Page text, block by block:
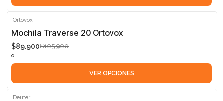
-15%
|Ortovox
Mochila Traverse 20 Ortovox
$89.900$105.900
VER OPCIONES
|Deuter